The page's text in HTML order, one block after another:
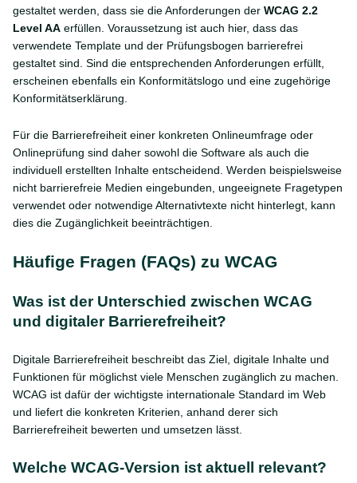
gestaltet werden, dass sie die Anforderungen der WCAG 2.2
Level AA erfüllen. Voraussetzung ist auch hier, dass das
verwendete Template und der Prüfungsbogen barrierefrei
gestaltet sind. Sind die entsprechenden Anforderungen erfüllt,
erscheinen ebenfalls ein Konformitätslogo und eine zugehörige
Konformitätserklärung.
Für die Barrierefreiheit einer konkreten Onlineumfrage oder
Onlineprüfung sind daher sowohl die Software als auch die
individuell erstellten Inhalte entscheidend. Werden beispielsweise
nicht barrierefreie Medien eingebunden, ungeeignete Fragetypen
verwendet oder notwendige Alternativtexte nicht hinterlegt, kann
dies die Zugänglichkeit beeinträchtigen.
Häufige Fragen (FAQs) zu WCAG
Was ist der Unterschied zwischen WCAG
und digitaler Barrierefreiheit?
Digitale Barrierefreiheit beschreibt das Ziel, digitale Inhalte und
Funktionen für möglichst viele Menschen zugänglich zu machen.
WCAG ist dafür der wichtigste internationale Standard im Web
und liefert die konkreten Kriterien, anhand derer sich
Barrierefreiheit bewerten und umsetzen lässt.
Welche WCAG-Version ist aktuell relevant?